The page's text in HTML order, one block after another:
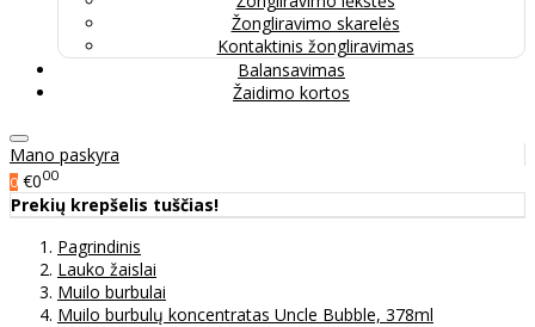
Žongliravimo skarelės
Kontaktinis žongliravimas
Balansavimas
Žaidimo kortos
Mano paskyra
0 €000
Prekių krepšelis tuščias!
Pagrindinis
Lauko žaislai
Muilo burbulai
Muilo burbulų koncentratas Uncle Bubble, 378ml